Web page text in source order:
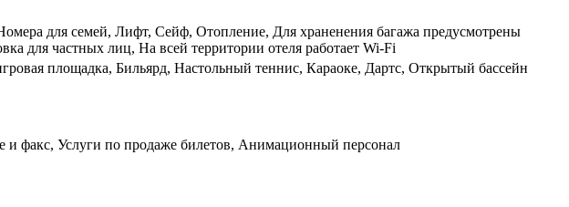
для семей, Лифт, Сейф, Отопление, Для храненения багажа предусмотрены
для частных лиц, На всей территории отеля работает Wi-Fi
площадка, Бильярд, Настольный теннис, Караоке, Дартс, Открытый бассейн
и факс, Услуги по продаже билетов, Анимационный персонал